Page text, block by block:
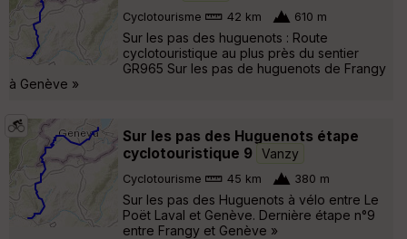
Cyclotourisme 42 km 610 m
Sur les pas des huguenots : Route
cyclotouristique au plus près du sentier
GR965 Sur les pas de huguenots de Frangy
à Genève »
Sur les pas des Huguenots étape
cyclotouristique 9
Vanzy
Cyclotourisme 45 km 380 m
Sur les pas des Huguenots à vélo entre Le
Poët Laval et Genève. Dernière étape n°9
entre Frangy et Genève »